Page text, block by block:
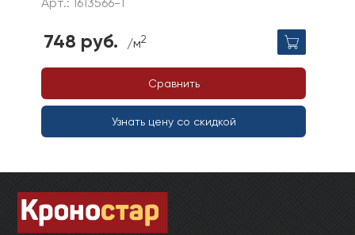
Арт.: 1613566-1
748 руб. /м2
Сравнить
Узнать цену со скидкой